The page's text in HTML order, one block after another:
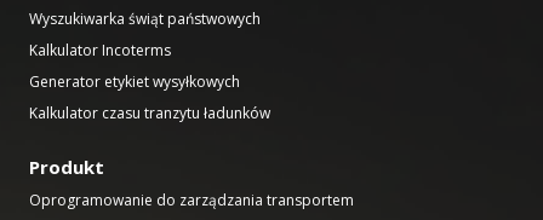
Wyszukiwarka świąt państwowych
Kalkulator Incoterms
Generator etykiet wysyłkowych
Kalkulator czasu tranzytu ładunków
Produkt
Oprogramowanie do zarządzania transportem